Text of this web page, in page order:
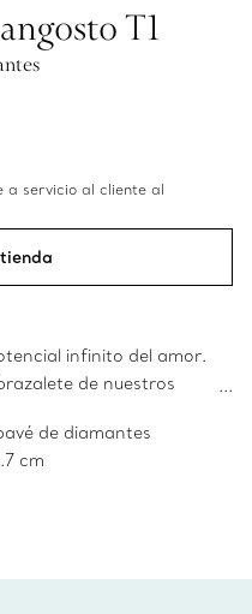
T1
a servicio al cliente al
infinito del amor.
de nuestros
el fundador Charles
lugar lleno de
o combínelo con otros
de diamantes
cm
está chapado en rodio